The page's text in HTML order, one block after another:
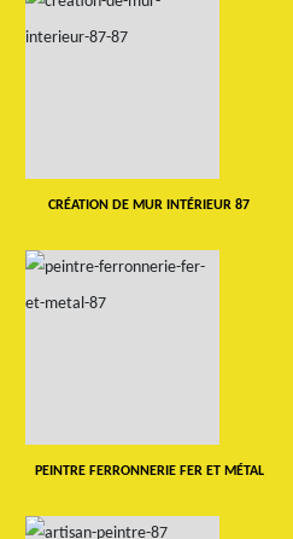
CRÉATION DE MUR INTÉRIEUR 87
PEINTRE FERRONNERIE FER ET MÉTAL